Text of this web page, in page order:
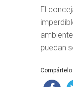
El
puedan
Compártelo